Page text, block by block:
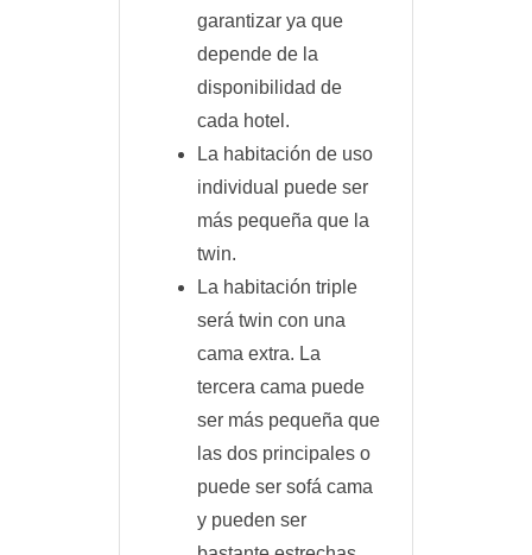
garantizar ya que
depende de la
disponibilidad de
cada hotel.
La habitación de uso
individual puede ser
más pequeña que la
twin.
La habitación triple
será twin con una
cama extra. La
tercera cama puede
ser más pequeña que
las dos principales o
puede ser sofá cama
y pueden ser